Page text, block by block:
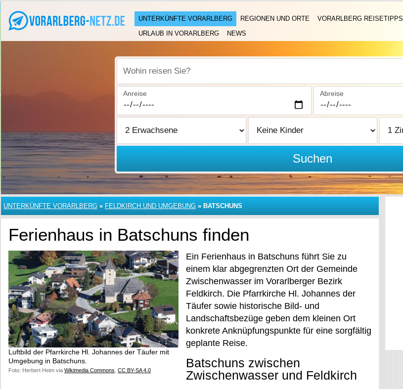
UNTERKÜNFTE VORARLBERG REGIONEN UND ORTE
VORARLBERG REISETIPPS
URLAUB IN VORARLBERG
NEWS
Wohin reisen Sie?
Anreise Abreise
Suchen
UNTERKÜNFTE VORARLBERG » FELDKIRCH UND UMGEBUNG » BATSCHUNS
Ferienhaus in Batschuns finden
Luftbild der Pfarrkirche Hl. Johannes der Täufer mit
Umgebung in Batschuns.
Foto: Herbert Heim via Wikimedia Commons CC BY-SA 4.0
Ein Ferienhaus in Batschuns führt Sie zu
einem klar abgegrenzten Ort der Gemeinde
Zwischenwasser im Vorarlberger Bezirk
Feldkirch. Die Pfarrkirche Hl. Johannes der
Täufer sowie historische Bild- und
Landschaftsbezüge geben dem kleinen Ort
konkrete Anknüpfungspunkte für eine sorgfältig
geplante Reise.
Batschuns zwischen
Zwischenwasser und Feldkirch